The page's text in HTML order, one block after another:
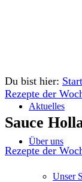
Aktuelles
Über uns
Unser
Du bist hier:
Rezepte der
Sauce
Rezepte der